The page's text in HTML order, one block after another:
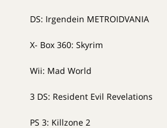
DS: Irgendein METROIDVANIA
X- Box 360: Skyrim
Wii: Mad World
3 DS: Resident Evil Revelations
PS 3: Killzone 2